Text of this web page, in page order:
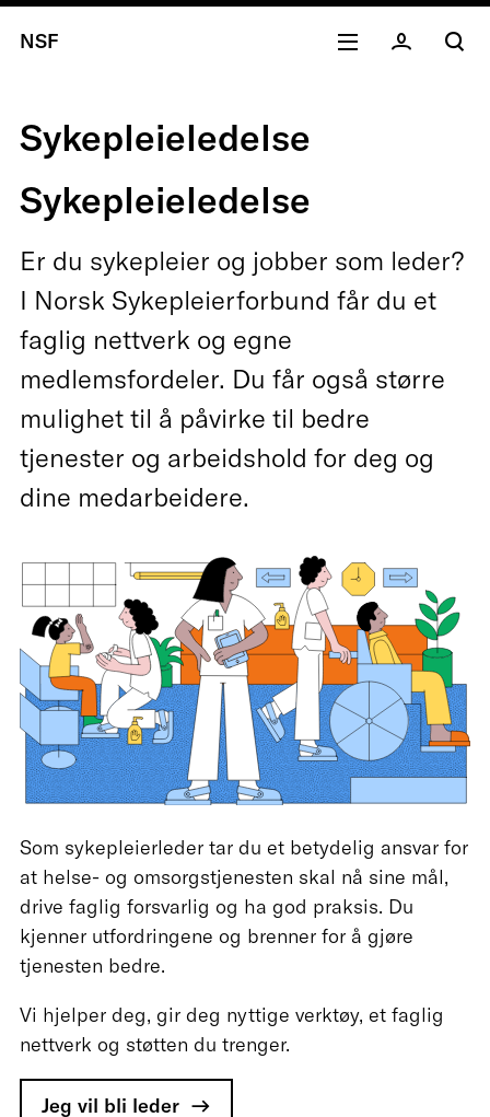
NSF
Sykepleieledelse
Sykepleieledelse
Er du sykepleier og jobber som leder?
I Norsk Sykepleierforbund får du et
faglig nettverk og egne
medlemsfordeler. Du får også større
mulighet til å påvirke til bedre
tjenester og arbeidshold for deg og
dine medarbeidere.
Som sykepleierleder tar du et betydelig ansvar for
at helse- og omsorgstjenesten skal nå sine mål,
drive faglig forsvarlig og ha god praksis. Du
kjenner utfordringene og brenner for å gjøre
tjenesten bedre.
Vi hjelper deg, gir deg nyttige verktøy, et faglig
nettverk og støtten du trenger.
Jeg vil bli leder